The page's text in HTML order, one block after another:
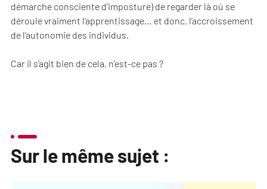
démarche consciente d’imposture) de regarder là où se
déroule vraiment l’apprentissage… et donc, l’accroissement
de l’autonomie des individus.
Car il s’agit bien de cela, n’est-ce pas ?
Sur le même sujet :